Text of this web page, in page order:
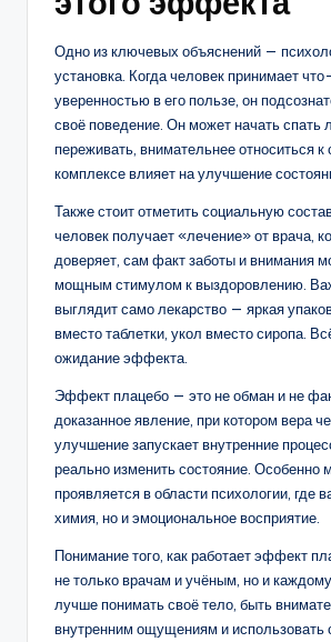
Одно из ключевых объяснений —
установка. Когда человек принимает
уверенностью в его пользе, он
своё поведение. Он может начать
переживать, внимательнее относиться
комплексе влияет на улучшение
Также стоит отметить социальную
человек получает «лечение» от врача,
доверяет, сам факт заботы и внимания
мощным стимулом к выздоровлению.
выглядит само лекарство — яркая
вместо таблетки, укол вместо сиропа.
ожидание эффекта.
Эффект плацебо — это не обман и не
доказанное явление, при котором вера
улучшение запускает внутренние
реально изменить состояние. Особенно
проявляется в области психологии, где
химия, но и эмоциональное восприятие.
Понимание того, как работает эффект
не только врачам и учёным, но и
лучше понимать своё тело, быть
внутренним ощущениям и использовать